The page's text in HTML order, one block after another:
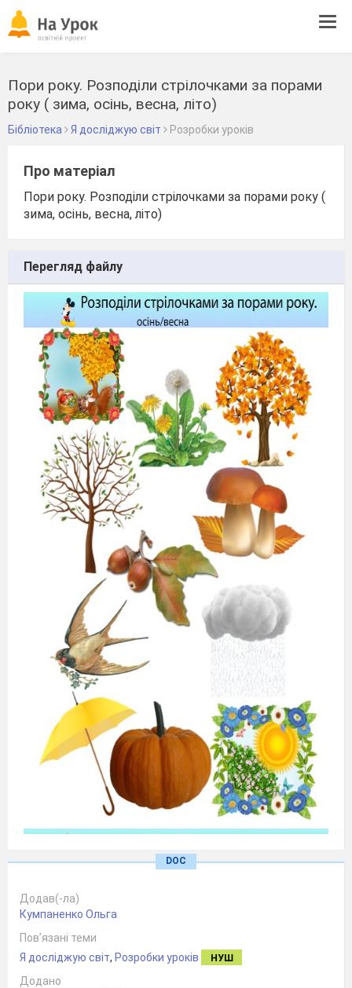
Пори року. Розподіли стрілочками за порами
року ( зима, осінь, весна, літо)
Бібліотека Я досліджую світ Розробки уроків
Про матеріал
Пори року. Розподіли стрілочками за порами року (
зима, осінь, весна, літо)
Перегляд файлу
DOC
Додав(-ла)
Кумпаненко Ольга
Пов’язані теми
Я досліджую світ, Розробки уроків НУШ
Додано